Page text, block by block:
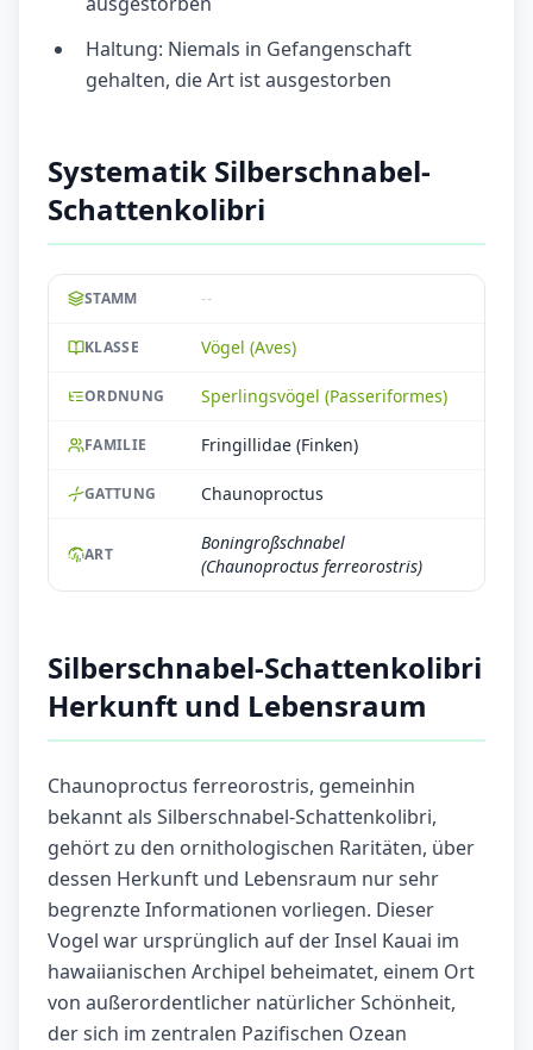
Haltung: Niemals in Gefangenschaft
gehalten, die Art ist ausgestorben
Systematik Silberschnabel-
Schattenkolibri
STAMM --
KLASSE Vögel (Aves)
ORDNUNG Sperlingsvögel (Passeriformes)
FAMILIE Fringillidae (Finken)
GATTUNG Chaunoproctus
ART
Boningroßschnabel
(Chaunoproctus ferreorostris)
Silberschnabel-Schattenkolibri
Herkunft und Lebensraum
Chaunoproctus ferreorostris, gemeinhin
bekannt als Silberschnabel-Schattenkolibri,
gehört zu den ornithologischen Raritäten, über
dessen Herkunft und Lebensraum nur sehr
begrenzte Informationen vorliegen. Dieser
Vogel war ursprünglich auf der Insel Kauai im
hawaiianischen Archipel beheimatet, einem Ort
von außerordentlicher natürlicher Schönheit,
der sich im zentralen Pazifischen Ozean